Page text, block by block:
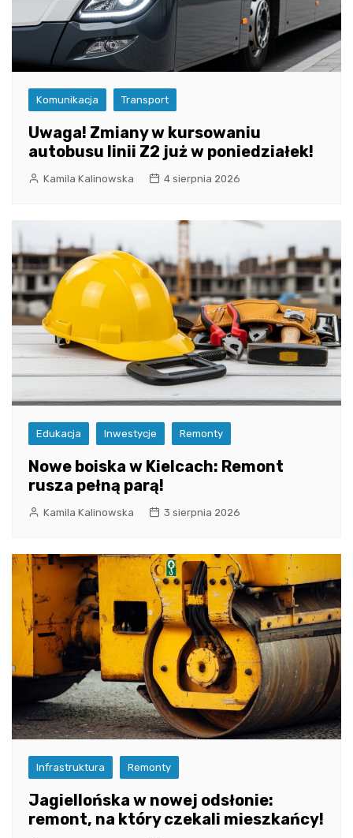
Komunikacja Transport
Uwaga! Zmiany w kursowaniu
autobusu linii Z2 już w poniedziałek!
Kamila Kalinowska 4 sierpnia 2026
Edukacja Inwestycje Remonty
Nowe boiska w Kielcach: Remont
rusza pełną parą!
Kamila Kalinowska 3 sierpnia 2026
Infrastruktura Remonty
Jagiellońska w nowej odsłonie:
remont, na który czekali mieszkańcy!